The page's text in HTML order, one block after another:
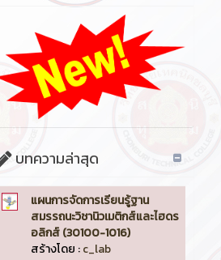
บทความล่าสุด
แผนการจัดการเรียนรู้ฐาน
สมรรถนะวิชานิวเมติกส์และไฮดร
อลิกส์ (30100-1016)
สร้างโดย :c_lab